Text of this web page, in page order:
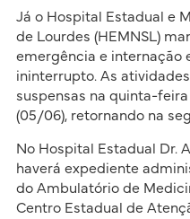
Já o Hospital Estadual e
de Lourdes (HEMNSL)
emergência e internação
ininterrupto. As
suspensas na quinta-
(05/06), retornando na
No Hospital Estadual Dr.
haverá expediente
do Ambulatório de
Centro Estadual de